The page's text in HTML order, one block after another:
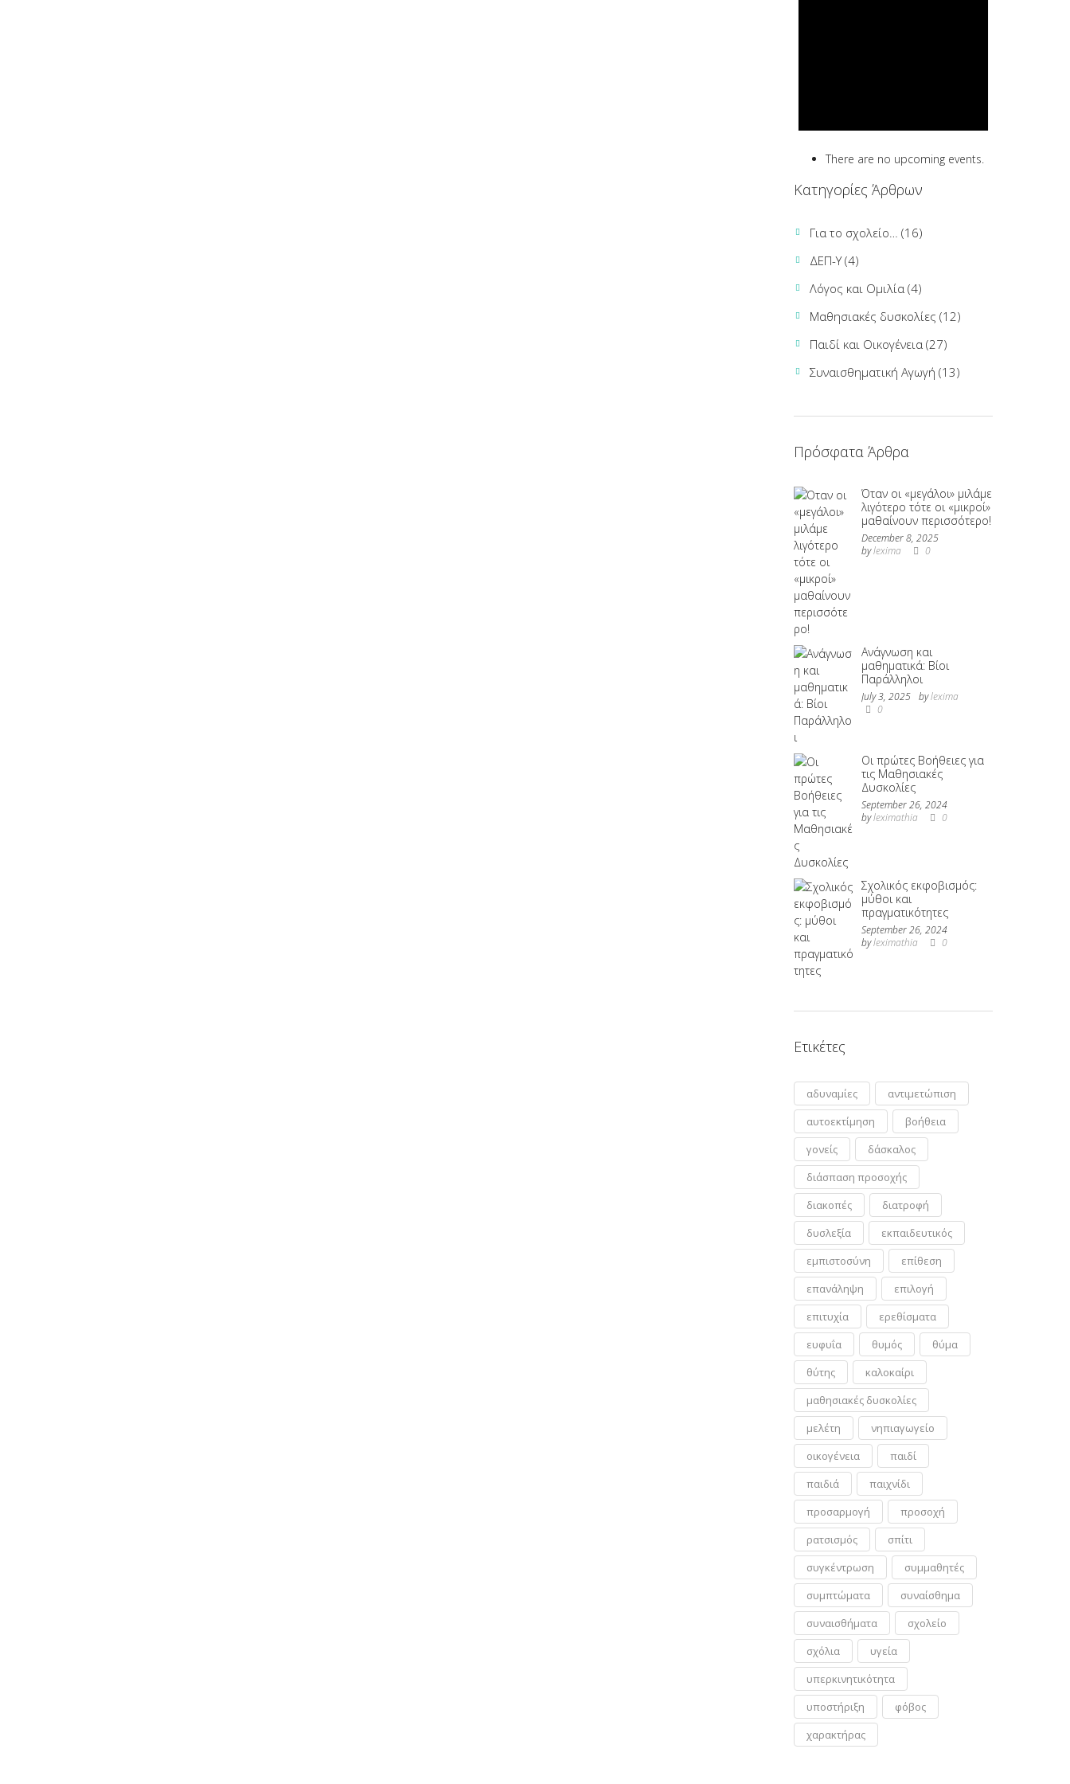
There are no upcoming events.
Κατηγορίες Άρθρων
Για το σχολείο…
(16)
ΔΕΠ-Υ(4)
Λόγος και Ομιλία (4)
Μαθησιακές δυσκολίες (12)
Παιδί και Οικογένεια (27)
Συναισθηματική Αγωγή (13)
Πρόσφατα Άρθρα
Όταν οι «μεγάλοι» μιλάμε
λιγότερο τότε οι «μικροί»
μαθαίνουν περισσότερο!
December 8, 2025
bylexima 0
Ανάγνωση και
μαθηματικά: Βίοι
Παράλληλοι
July 3, 2025 bylexima
0
Οι πρώτες Βοήθειες για
τις Μαθησιακές
Δυσκολίες
September 26, 2024
byleximathia 0
Σχολικός εκφοβισμός:
μύθοι και
πραγματικότητες
September 26, 2024
byleximathia 0
Ετικέτες
αδυναμίες
αντιμετώπιση
αυτοεκτίμηση
βοήθεια
γονείς
δάσκαλος
διάσπαση προσοχής
διακοπές
διατροφή
δυσλεξία
εκπαιδευτικός
εμπιστοσύνη
επίθεση
επανάληψη
επιλογή
επιτυχία
ερεθίσματα
ευφυΐα
θυμός
θύμα
θύτης
καλοκαίρι
μαθησιακές δυσκολίες
μελέτη
νηπιαγωγείο
οικογένεια
παιδί
παιδιά
παιχνίδι
προσαρμογή
προσοχή
ρατσισμός
σπίτι
συγκέντρωση
συμμαθητές
συμπτώματα
συναίσθημα
συναισθήματα
σχολείο
σχόλια
υγεία
υπερκινητικότητα
υποστήριξη
φόβος
χαρακτήρας